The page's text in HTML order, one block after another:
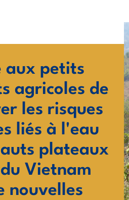
aux petits
agricoles de
les risques
liés à l'eau
plateaux
Vietnam
nouvelles